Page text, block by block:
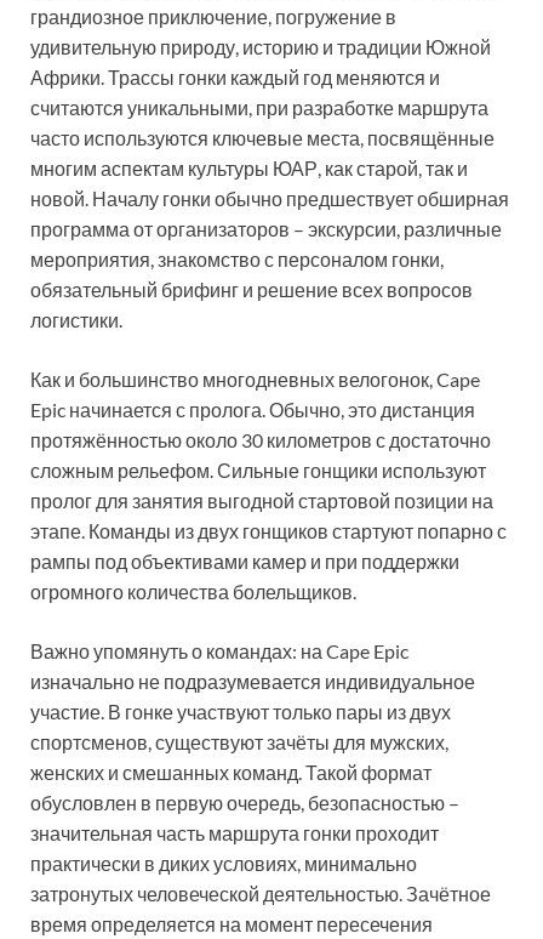
грандиозное приключение, погружение в
удивительную природу, историю и традиции Южной
Африки. Трассы гонки каждый год меняются и
считаются уникальными, при разработке маршрута
часто используются ключевые места, посвящённые
многим аспектам культуры ЮАР, как старой, так и
новой. Началу гонки обычно предшествует обширная
программа от организаторов – экскурсии, различные
мероприятия, знакомство с персоналом гонки,
обязательный брифинг и решение всех вопросов
логистики.
Как и большинство многодневных велогонок, Cape
Epic начинается с пролога. Обычно, это дистанция
протяжённостью около 30 километров с достаточно
сложным рельефом. Сильные гонщики используют
пролог для занятия выгодной стартовой позиции на
этапе. Команды из двух гонщиков стартуют попарно с
рампы под объективами камер и при поддержки
огромного количества болельщиков.
Важно упомянуть о командах: на Cape Epic
изначально не подразумевается индивидуальное
участие. В гонке участвуют только пары из двух
спортсменов, существуют зачёты для мужских,
женских и смешанных команд. Такой формат
обусловлен в первую очередь, безопасностью –
значительная часть маршрута гонки проходит
практически в диких условиях, минимально
затронутых человеческой деятельностью. Зачётное
время определяется на момент пересечения